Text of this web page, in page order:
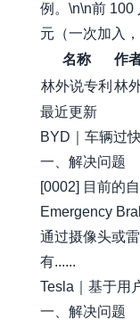
例。\n\n前 100
元（一次加入
名称
作
林外说专利 林
最近更新
BYD｜车辆过
一、解决问题
[0002] 目前的
Emergency
通过摄像头或
有......
Tesla｜基于用
一、解决问题